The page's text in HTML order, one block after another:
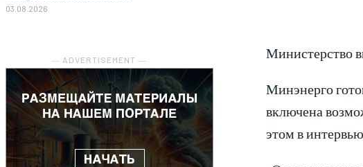
03.08.2026
― ADVERTISEMENT ― Министерство
Минэнерго
включена
этом в